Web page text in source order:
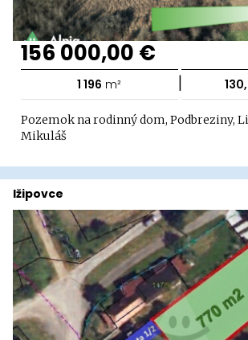
156 000,00 €
1 196 m² |
Pozemok na rodinný dom, Podbreziny,
Mikuláš
Ižipovce